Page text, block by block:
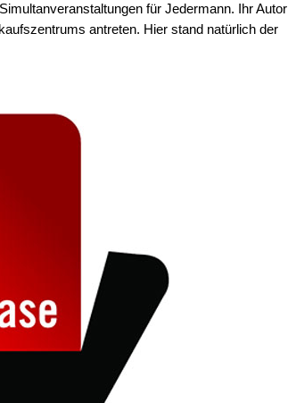
für Jedermann. Ihr Autor
antreten. Hier stand natürlich der